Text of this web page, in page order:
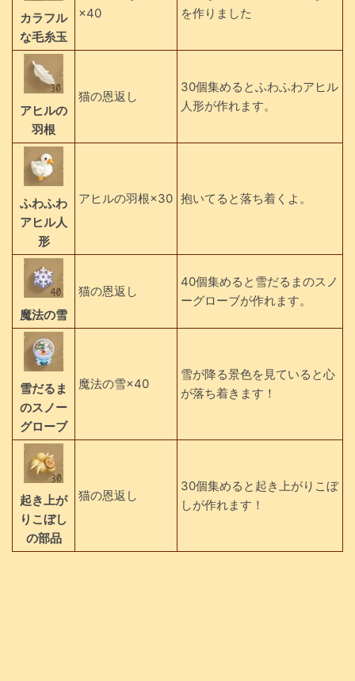
カラフル
な毛糸玉
×40
を作りました
アヒルの
羽根
猫の恩返し
30個集めるとふわふわアヒル
人形が作れます。
ふわふわ
アヒル人
形
アヒルの羽根×30 抱いてると落ち着くよ。
魔法の雪
猫の恩返し
40個集めると雪だるまのスノ
ーグローブが作れます。
雪だるま
のスノー
グローブ
魔法の雪×40
雪が降る景色を見ていると心
が落ち着きます！
起き上が
りこぼし
の部品
猫の恩返し
30個集めると起き上がりこぼ
しが作れます！